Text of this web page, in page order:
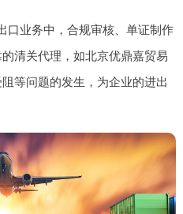
口业务中，合规审核、单证制作
清关代理，如北京优鼎嘉贸易
等问题的发生，为企业的进出